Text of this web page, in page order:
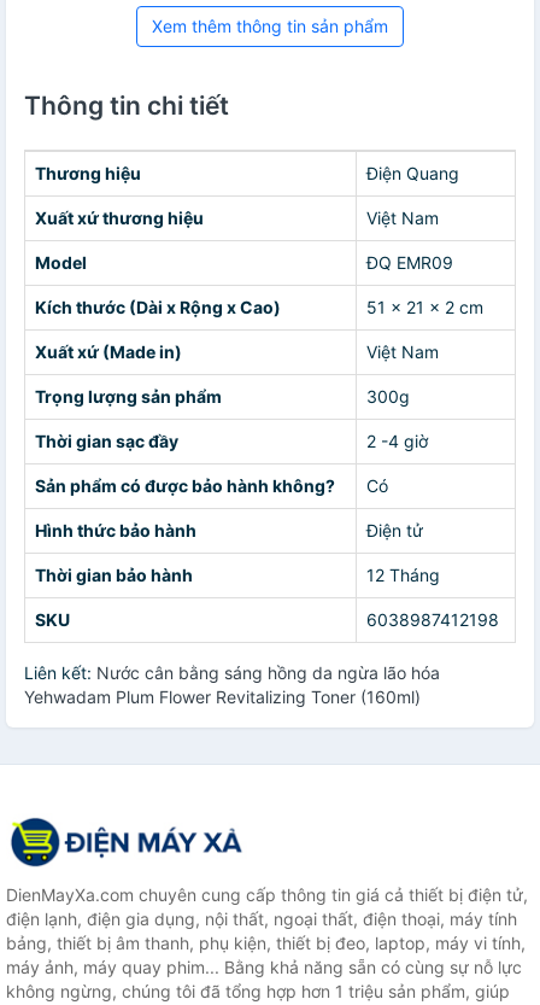
Xem thêm thông tin sản phẩm
Thông tin chi tiết
Thương hiệu Điện Quang
Xuất xứ thương hiệu Việt Nam
Model ĐQ EMR09
Kích thước (Dài x Rộng x Cao) 51 x 21 x 2 cm
Xuất xứ (Made in) Việt Nam
Trọng lượng sản phẩm 300g
Thời gian sạc đầy 2 -4 giờ
Sản phẩm có được bảo hành không? Có
Hình thức bảo hành Điện tử
Thời gian bảo hành 12 Tháng
SKU 6038987412198
Liên kết: Nước cân bằng sáng hồng da ngừa lão hóa
Yehwadam Plum Flower Revitalizing Toner (160ml)
DienMayXa.com chuyên cung cấp thông tin giá cả thiết bị điện tử,
điện lạnh, điện gia dụng, nội thất, ngoại thất, điện thoại, máy tính
bảng, thiết bị âm thanh, phụ kiện, thiết bị đeo, laptop, máy vi tính,
máy ảnh, máy quay phim... Bằng khả năng sẵn có cùng sự nỗ lực
không ngừng, chúng tôi đã tổng hợp hơn 1 triệu sản phẩm, giúp